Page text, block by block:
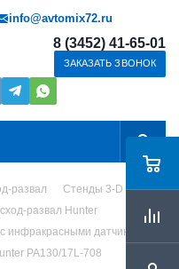
info@avtomix72.ru
8 (3452) 41-65-01
ЗАКАЗАТЬ ЗВОНОК
развал
Стенды 3-D
развал Hunter
инфракрасными датчиками
PA130/17L-708